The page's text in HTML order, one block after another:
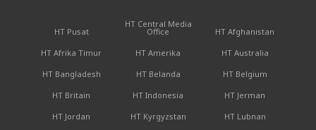
HT Pusat
HT Central Media
Office
HT Afghanistan
HT Afrika Timur
HT Amerika
HT Australia
HT Bangladesh
HT Belanda
HT Belgium
HT Britain
HT Indonesia
HT Jerman
HT Jordan
HT Kyrgyzstan
HT Lubnan